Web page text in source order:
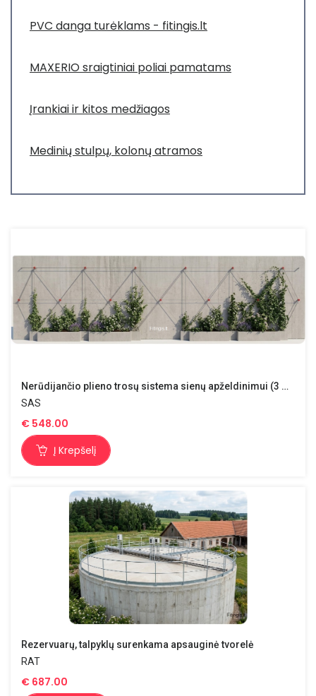
PVC danga turėklams - fitingis.lt
MAXERIO sraigtiniai poliai pamatams
Įrankiai ir kitos medžiagos
Medinių stulpų, kolonų atramos
Nerūdijančio plieno trosų sistema sienų apželdinimui (3 mm)
SAS
€ 548.00
Į Krepšelį
Rezervuarų, talpyklų surenkama apsauginė tvorelė
RAT
€ 687.00